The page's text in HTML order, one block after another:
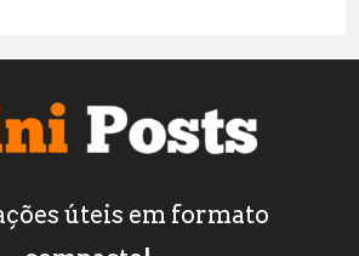
úteis em formato